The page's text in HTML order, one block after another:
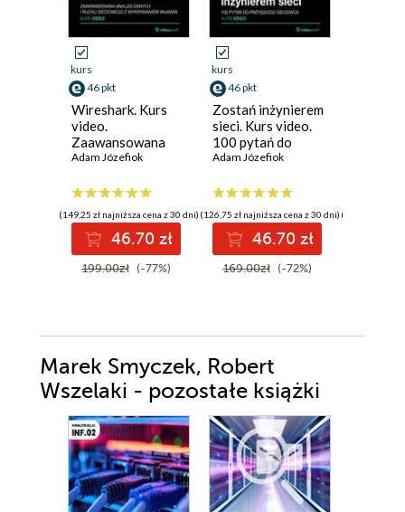
kurs
46 pkt
Wireshark. Kurs
video.
Zaawansowana
analiza danych i
wykrywaniem
włamań
Adam Józefiok
(149,25 zł najniższa cena z 30 dni)
46.70 zł
199.00zł (-77%)
kurs
46 pkt
Zostań inżynierem
sieci. Kurs video.
100 pytań do
przyszłego
Adam Józefiok
(126,75 zł najniższa cena z 30 dni)
46.70 zł
169.00zł (-72%)
(149,25 zł
Marek Smyczek, Robert
Wszelaki - pozostałe książki